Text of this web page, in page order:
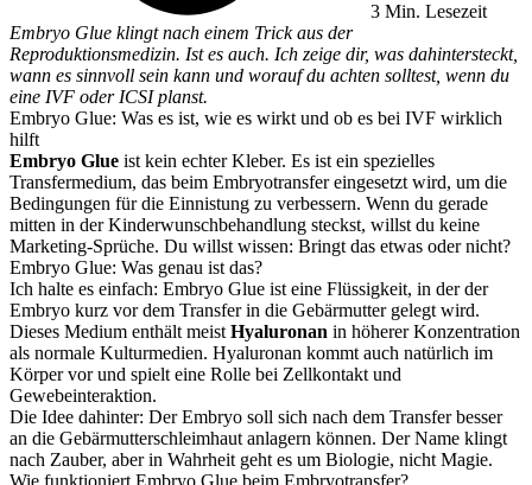
3 Min. Lesezeit
Embryo Glue klingt nach einem Trick aus der
Reproduktionsmedizin. Ist es auch. Ich zeige dir, was dahintersteckt,
wann es sinnvoll sein kann und worauf du achten solltest, wenn du
eine IVF oder ICSI planst.
Embryo Glue: Was es ist, wie es wirkt und ob es bei IVF wirklich
hilft
Embryo Glue ist kein echter Kleber. Es ist ein spezielles
Transfermedium, das beim Embryotransfer eingesetzt wird, um die
Bedingungen für die Einnistung zu verbessern. Wenn du gerade
mitten in der Kinderwunschbehandlung steckst, willst du keine
Marketing-Sprüche. Du willst wissen: Bringt das etwas oder nicht?
Embryo Glue: Was genau ist das?
Ich halte es einfach: Embryo Glue ist eine Flüssigkeit, in der der
Embryo kurz vor dem Transfer in die Gebärmutter gelegt wird.
Dieses Medium enthält meist Hyaluronan in höherer Konzentration
als normale Kulturmedien. Hyaluronan kommt auch natürlich im
Körper vor und spielt eine Rolle bei Zellkontakt und
Gewebeinteraktion.
Die Idee dahinter: Der Embryo soll sich nach dem Transfer besser
an die Gebärmutterschleimhaut anlagern können. Der Name klingt
nach Zauber, aber in Wahrheit geht es um Biologie, nicht Magie.
Wie funktioniert Embryo Glue beim Embryotransfer?